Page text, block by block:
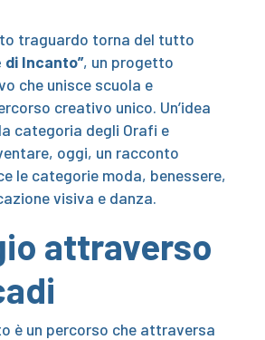
traguardo torna del tutto
di Incanto”, un progetto
che unisce scuola e
creativo unico. Un’idea
categoria degli Orafi e
oggi, un racconto
le categorie moda, benessere,
visiva e danza.
attraverso
è un percorso che attraversa